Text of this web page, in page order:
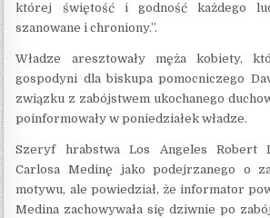
której świętość i godność każdego
szanowane i chroniony.”.
Władze aresztowały męża kobiety,
gospodyni dla biskupa pomocniczego
związku z zabójstwem ukochanego
poinformowały w poniedziałek władze.
Szeryf hrabstwa Los Angeles Robert
Carlosa Medinę jako podejrzanego o
motywu, ale powiedział, że informator
Medina zachowywała się dziwnie po